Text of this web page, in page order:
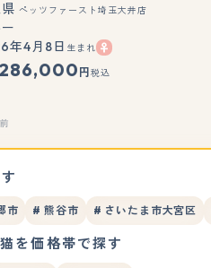
もっと見る
ペッツファースト埼玉大井店
年4月8日 生まれ
286,000 円 税込
市 # 熊谷市 # さいたま市大宮区
を価格帯で探す